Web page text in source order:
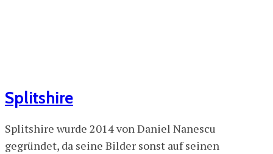
Splitshire
Splitshire wurde 2014 von Daniel Nanescu
gegründet, da seine Bilder sonst auf seinen